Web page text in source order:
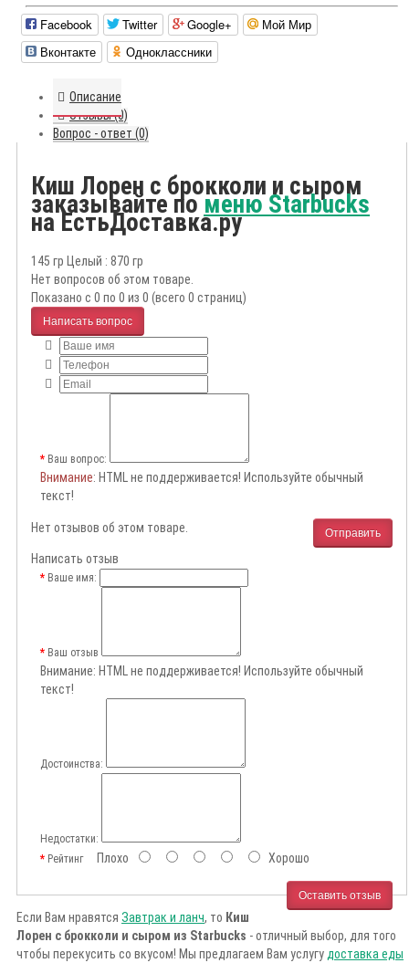
Facebook Twitter Google+
Мой Мир
Вконтакте
Одноклассники
Описание
Отзывы (0)
Вопрос - ответ (0)
Киш Лорен с брокколи и сыром
заказывайте поменю Starbucks
на ЕстьДоставка.ру
145 гр Целый : 870 гр
Нет вопросов об этом товаре.
Показано с 0 по 0 из 0 (всего 0 страниц)
Написать вопрос
Ваш вопрос:
Внимание: HTML не поддерживается! Используйте обычный
текст!
Отправить
Нет отзывов об этом товаре.
Написать отзыв
Ваше имя:
Ваш отзыв
Внимание: HTML не поддерживается! Используйте обычный
текст!
Достоинства:
Недостатки:
РейтингПлохо Хорошо
Оставить отзыв
Если Вам нравятся Завтрак и ланч, то Киш
Лорен с брокколи и сыром из Starbucks - отличный выбор, для того
чтобы перекусить со вкусом! Мы предлагаем Вам услугу доставка еды